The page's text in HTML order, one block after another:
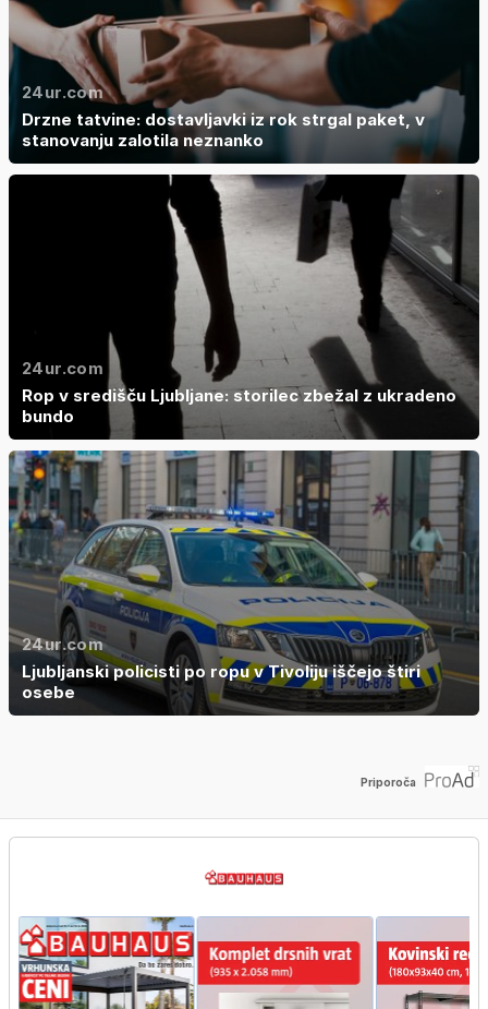
24ur.com
Drzne tatvine: dostavljavki iz rok strgal paket, v
stanovanju zalotila neznanko
24ur.com
Rop v središču Ljubljane: storilec zbežal z ukradeno
bundo
24ur.com
Ljubljanski policisti po ropu v Tivoliju iščejo štiri
osebe
Priporoča